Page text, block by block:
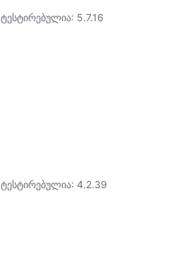
ტესტირებულია: 5.7.16
ტესტირებულია: 4.2.39